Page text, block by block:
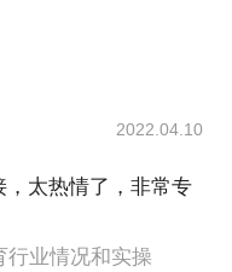
2022.04.10
太热情了，非常专
行业情况和实操